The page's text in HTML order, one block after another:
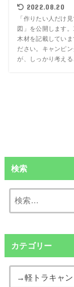
2022.08.20
「作りたい人だけ
図」を公開します
木材を記載してい
ださい。キャンピ
が、しっかり考える
検索
カテゴリー